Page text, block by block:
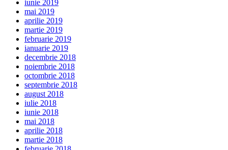
iunie 2019
mai 2019
aprilie 2019
martie 2019
februarie 2019
ianuarie 2019
decembrie 2018
noiembrie 2018
octombrie 2018
septembrie 2018
august 2018
iulie 2018
iunie 2018
mai 2018
aprilie 2018
martie 2018